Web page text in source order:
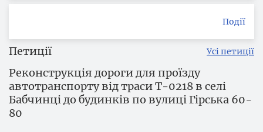
Події
Петиції Усі петиції
Реконструкція дороги для проїзду
автотранспорту від траси Т-0218 в селі
Бабчинці до будинків по вулиці Гірська 60-
80